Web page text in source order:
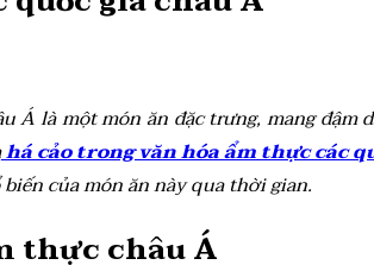
là một món ăn đặc trưng, mang đậm
há cảo trong văn hóa ẩm thực các
của món ăn này qua thời gian.
thực châu Á